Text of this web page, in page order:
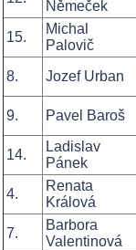
Němeček
15.
Michal
Palovič
8.
Jozef Urban
9. Pavel Baroš
14.
Ladislav
Pánek
4.
Renata
Králová
7.
Barbora
Valentinová